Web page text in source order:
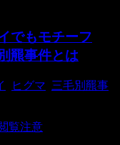
でもモチーフ
羆事件とは
ヒグマ 三毛別羆事
覧注意